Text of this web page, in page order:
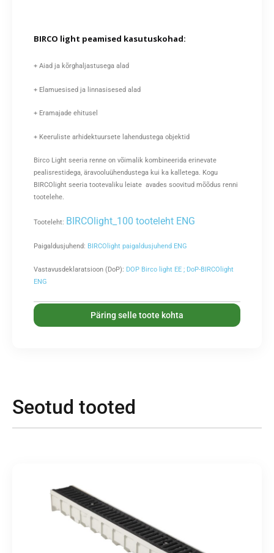
BIRCO light peamised kasutuskohad:
+ Aiad ja kõrghaljastusega alad
+ Elamuesised ja linnasisesed alad
+ Eramajade ehitusel
+ Keeruliste arhidektuursete lahendustega objektid
Birco Light seeria renne on võimalik kombineerida erinevate
pealisrestidega, äravooluühendustega kui ka kalletega. Kogu
BIRCOlight seeria tootevaliku leiate avades soovitud mõõdus renni
tootelehe.
Tooteleht: BIRCOlight_100 tooteleht ENG
Paigaldusjuhend: BIRCOlight paigaldusjuhend ENG
Vastavusdeklaratsioon (DoP): DOP Birco light EE ; DoP-BIRCOlight
ENG
Päring selle toote kohta
Seotud tooted